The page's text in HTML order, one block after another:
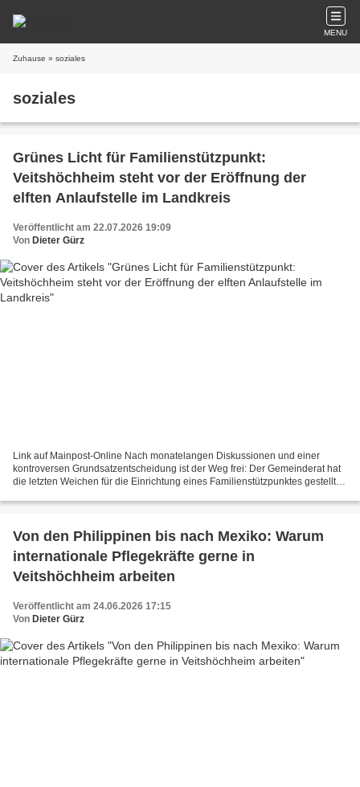
MENU
Zuhause » soziales
soziales
Grünes Licht für Familienstützpunkt:
Veitshöchheim steht vor der Eröffnung der
elften Anlaufstelle im Landkreis
Veröffentlicht am 22.07.2026 19:09
Von Dieter Gürz
Link auf Mainpost-Online Nach monatelangen Diskussionen und einer
kontroversen Grundsatzentscheidung ist der Weg frei: Der Gemeinderat hat
die letzten Weichen für die Einrichtung eines Familienstützpunktes gestellt.
Von den Philippinen bis nach Mexiko: Warum
internationale Pflegekräfte gerne in
Veitshöchheim arbeiten
Veröffentlicht am 24.06.2026 17:15
Von Dieter Gürz